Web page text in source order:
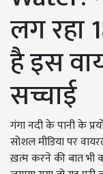
लग रहा
है इस
सच्चाई
गंगा नदी के पानी के
सोशल मीडिया पर
ख़त्म करने की बात भी